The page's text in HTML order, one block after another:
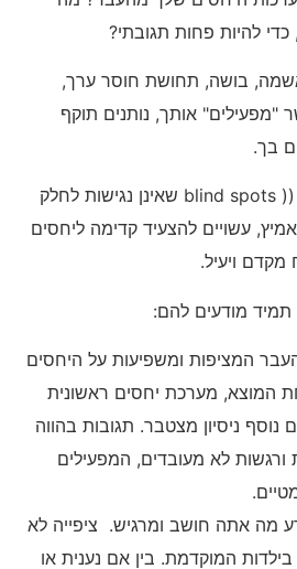
להיות פחות תגובתי?
בושה, תחושת חוסר ערך,
"מפעילים" אותך, נותנים תוקף
בך.
לרובנו "פינות נסתרות" (( blind spots שאינן נגישות לחלק
עשויים להצעיד קדימה ליחסים
מקדם ויעיל.
מודעים להם:
המציפות ומשפיעות על היחסים
המוצא, מערכת יחסים ראשונית
נוסף ניסיון מצטבר. תגובות בהווה
לא מעובדים, המפעילים
מה אתה חושב ומרגיש. ציפייה לא
המוקדמת. בין אם נענית או